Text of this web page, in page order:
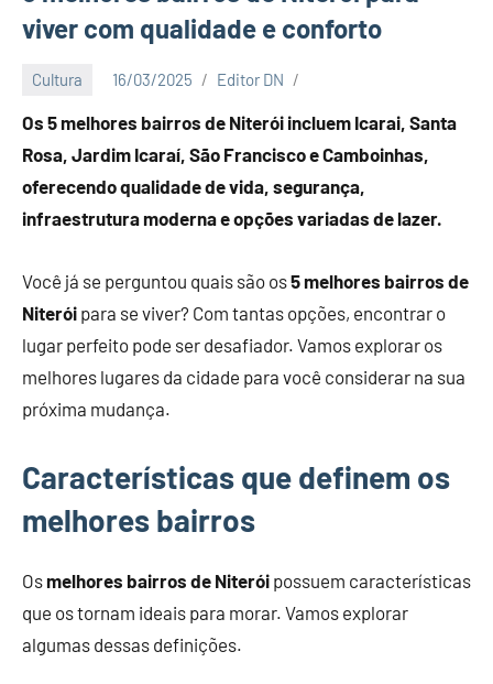
viver com qualidade e conforto
Cultura 16/03/2025 Editor DN
Os 5 melhores bairros de Niterói incluem Icarai, Santa
Rosa, Jardim Icaraí, São Francisco e Camboinhas,
oferecendo qualidade de vida, segurança,
infraestrutura moderna e opções variadas de lazer.
Você já se perguntou quais são os5 melhores bairros de
Niterói para se viver? Com tantas opções, encontrar o
lugar perfeito pode ser desafiador. Vamos explorar os
melhores lugares da cidade para você considerar na sua
próxima mudança.
Características que definem os
melhores bairros
Osmelhores bairros de Niterói possuem características
que os tornam ideais para morar. Vamos explorar
algumas dessas definições.